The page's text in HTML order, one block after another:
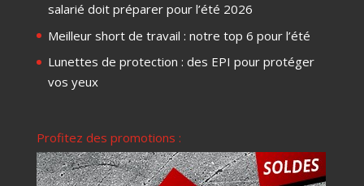
salarié doit préparer pour l’été 2026
Meilleur short de travail : notre top 6 pour l’été
Lunettes de protection : des EPI pour protéger
vos yeux
Profitez des promotions :